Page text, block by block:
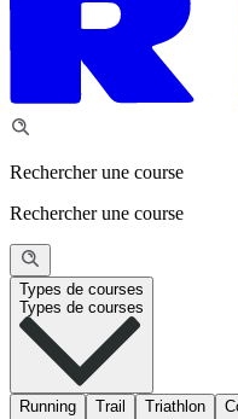
Rechercher une course
Rechercher une course
Types de courses
Types de courses
Running Trail Triathlon